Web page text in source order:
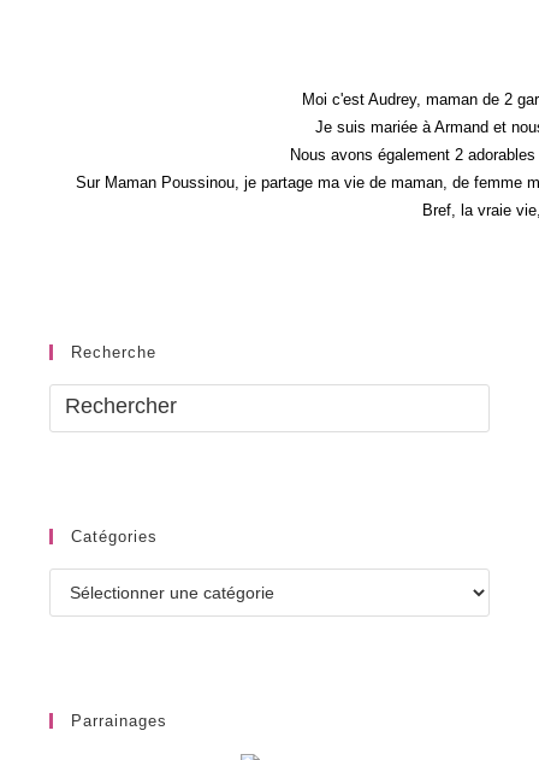
Moi c'est Audrey, maman de 2
Je suis mariée à Armand et
Nous avons également 2
Sur Maman Poussinou, je partage ma vie de maman, de femme
Bref, la vraie
Recherche
Catégories
Parrainages